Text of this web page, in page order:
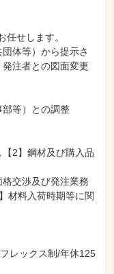
せします。
体等）から提示さ
注者との図面変更
部等）との調整
【2】鋼材及び購入品
格交渉及び発注業務
材料入荷時期等に関
レックス制/年休125